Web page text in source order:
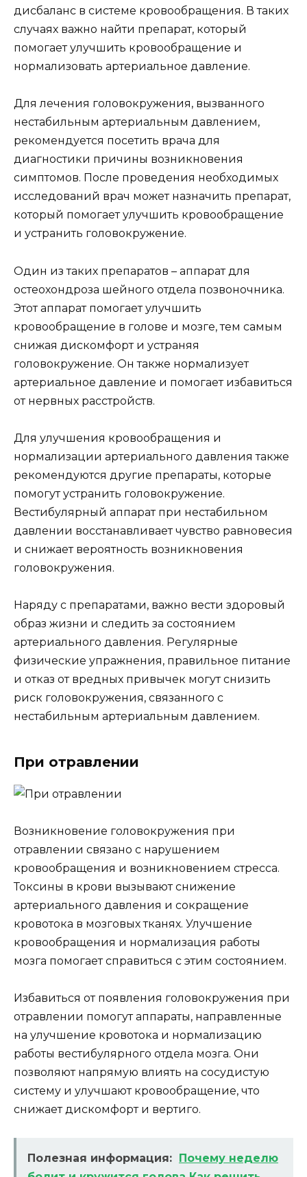
дисбаланс в системе кровообращения. В таких
случаях важно найти препарат, который
помогает улучшить кровообращение и
нормализовать артериальное давление.
Для лечения головокружения, вызванного
нестабильным артериальным давлением,
рекомендуется посетить врача для
диагностики причины возникновения
симптомов. После проведения необходимых
исследований врач может назначить препарат,
который помогает улучшить кровообращение
и устранить головокружение.
Один из таких препаратов – аппарат для
остеохондроза шейного отдела позвоночника.
Этот аппарат помогает улучшить
кровообращение в голове и мозге, тем самым
снижая дискомфорт и устраняя
головокружение. Он также нормализует
артериальное давление и помогает избавиться
от нервных расстройств.
Для улучшения кровообращения и
нормализации артериального давления также
рекомендуются другие препараты, которые
помогут устранить головокружение.
Вестибулярный аппарат при нестабильном
давлении восстанавливает чувство равновесия
и снижает вероятность возникновения
головокружения.
Наряду с препаратами, важно вести здоровый
образ жизни и следить за состоянием
артериального давления. Регулярные
физические упражнения, правильное питание
и отказ от вредных привычек могут снизить
риск головокружения, связанного с
нестабильным артериальным давлением.
При отравлении
Возникновение головокружения при
отравлении связано с нарушением
кровообращения и возникновением стресса.
Токсины в крови вызывают снижение
артериального давления и сокращение
кровотока в мозговых тканях. Улучшение
кровообращения и нормализация работы
мозга помогает справиться с этим состоянием.
Избавиться от появления головокружения при
отравлении помогут аппараты, направленные
на улучшение кровотока и нормализацию
работы вестибулярного отдела мозга. Они
позволяют напрямую влиять на сосудистую
систему и улучшают кровообращение, что
снижает дискомфорт и вертиго.
Полезная информация: Почему неделю